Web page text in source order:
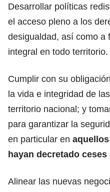
Desarrollar políticas
el acceso pleno a los
desigualdad, así como a
integral en todo territorio.
Cumplir con su
la vida e integridad de
territorio nacional; y
para garantizar la
en particular en
hayan decretado
Alinear las nuevas